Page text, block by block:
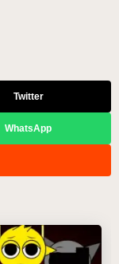
Twitter
WhatsApp